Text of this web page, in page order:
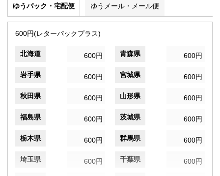
ゆうパック・宅配便 ゆうメール・メール便
600円(レターパックプラス)
北海道 600円 青森県 600円
岩手県 600円 宮城県 600円
秋田県 600円 山形県 600円
福島県 600円 茨城県 600円
栃木県 600円 群馬県 600円
埼玉県 600円 千葉県 600円